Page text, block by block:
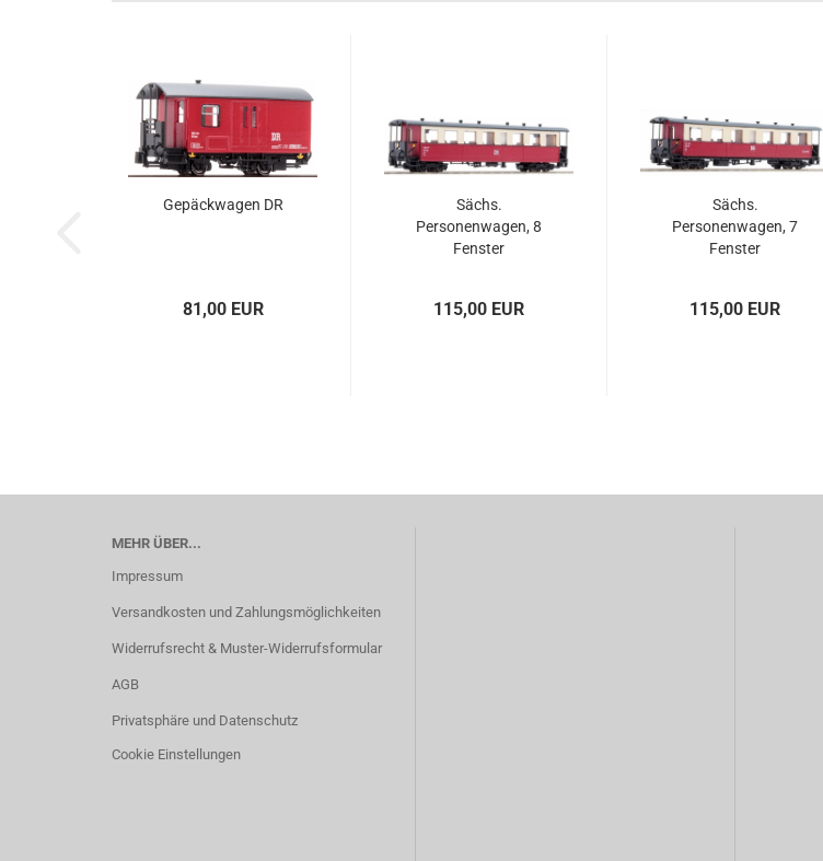
Gepäckwagen DR
81,00 EUR
Sächs.
Personenwagen, 8
Fenster
115,00 EUR
Sächs.
Personenwagen, 7
Fenster
115,00 EUR
MEHR ÜBER...
Impressum
Versandkosten und Zahlungsmöglichkeiten
Widerrufsrecht & Muster-Widerrufsformular
AGB
Privatsphäre und Datenschutz
Cookie Einstellungen